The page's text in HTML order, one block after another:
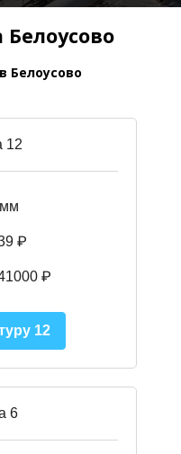
Белоусово
12
₽
₽
12
6